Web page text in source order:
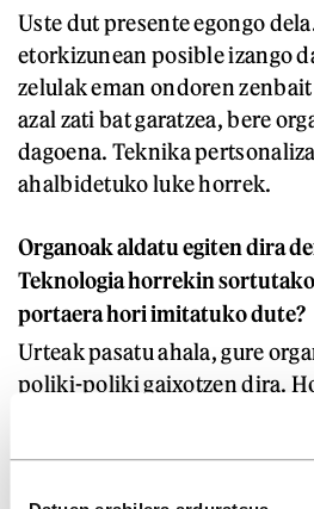
Uste dut presente egongo
etorkizunean posible izango
zelulak eman ondoren
azal zati bat garatzea, bere
dagoena. Teknika
ahalbidetuko luke horrek.
Organoak aldatu egiten dira
Teknologia horrekin
portaera hori imitatuko dute?
Urteak pasatu ahala, gure
poliki-poliki gaixotzen dira.
urteetan 4D
egiten hasi dira. Teknika